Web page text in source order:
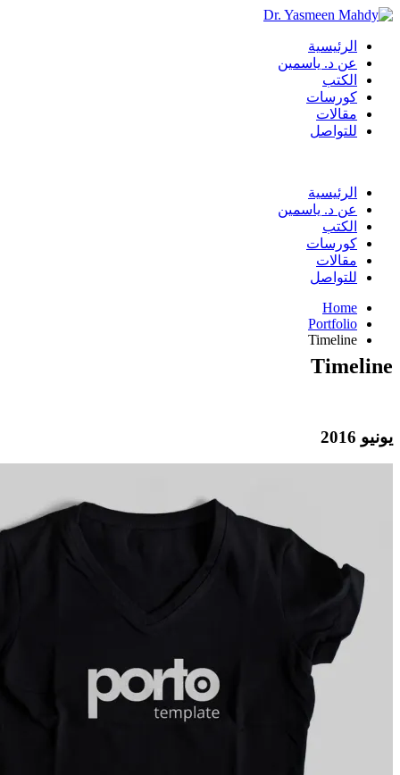
الرئيسية
عن د. ياسمين
الكتب
كورسات
مقالات
للتواصل
الرئيسية
عن د. ياسمين
الكتب
كورسات
مقالات
للتواصل
Home
Portfolio
Timeline
Timeline
يونيو 2016